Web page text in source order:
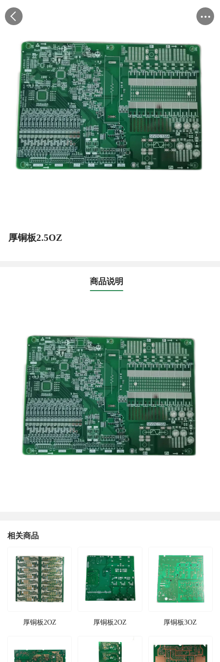
厚铜板2.5OZ
商品说明
相关商品
厚铜板2OZ 厚铜板2OZ 厚铜板3OZ